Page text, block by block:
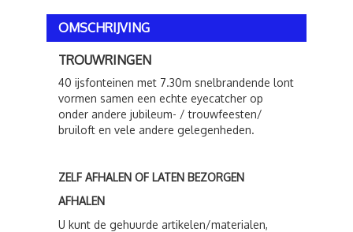
OMSCHRIJVING
TROUWRINGEN
40 ijsfonteinen met 7.30m snelbrandende lont
vormen samen een echte eyecatcher op
onder andere jubileum- / trouwfeesten/
bruiloft en vele andere gelegenheden.
ZELF AFHALEN OF LATEN BEZORGEN
AFHALEN
U kunt de gehuurde artikelen/materialen,